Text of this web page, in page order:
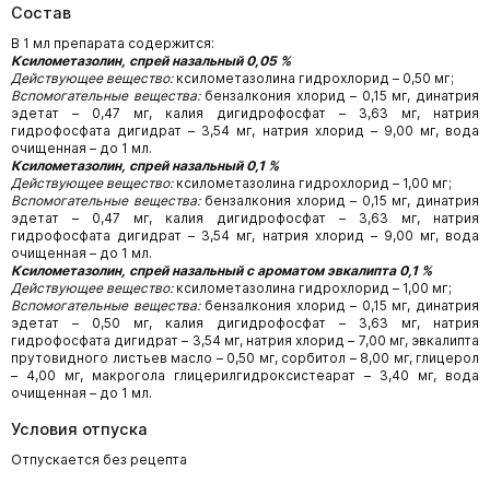
Состав
В 1 мл препарата содержится:
Ксилометазолин, спрей назальный 0,05 %
Действующее вещество:ксилометазолина гидрохлорид – 0,50 мг;
Вспомогательные вещества: бензалкония хлорид – 0,15 мг, динатрия
эдетат – 0,47 мг, калия дигидрофосфат – 3,63 мг, натрия
гидрофосфата дигидрат – 3,54 мг, натрия хлорид – 9,00 мг, вода
очищенная – до 1 мл.
Ксилометазолин, спрей назальный 0,1 %
Действующее вещество:ксилометазолина гидрохлорид – 1,00 мг;
Вспомогательные вещества:бензалкония хлорид – 0,15 мг, динатрия
эдетат – 0,47 мг, калия дигидрофосфат – 3,63 мг, натрия
гидрофосфата дигидрат – 3,54 мг, натрия хлорид – 9,00 мг, вода
очищенная – до 1 мл.
Ксилометазолин, спрей назальный с ароматом эвкалипта 0,1 %
Действующее вещество: ксилометазолина гидрохлорид – 1,00 мг;
Вспомогательные вещества: бензалкония хлорид – 0,15 мг, динатрия
эдетат – 0,50 мг, калия дигидрофосфат – 3,63 мг, натрия
гидрофосфата дигидрат – 3,54 мг, натрия хлорид – 7,00 мг, эвкалипта
прутовидного листьев масло – 0,50 мг, сорбитол – 8,00 мг, глицерол
– 4,00 мг, макрогола глицерилгидроксистеарат – 3,40 мг, вода
очищенная – до 1 мл.
Условия отпуска
Отпускается без рецепта